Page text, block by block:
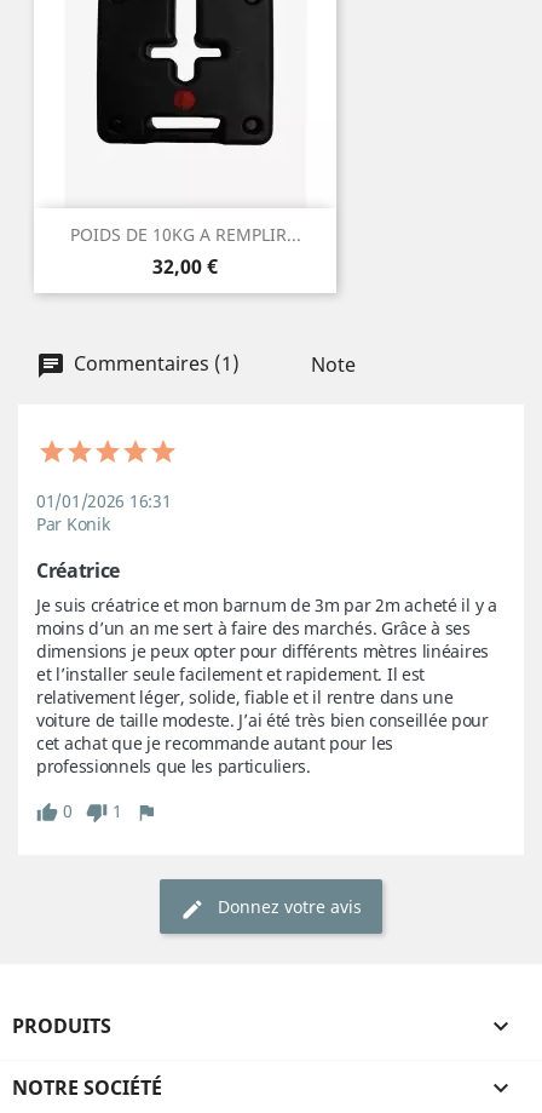
POIDS DE 10KG A REMPLIR...
Prix
32,00 €
Commentaires (1) Note
01/01/2026 16:31
Par Konik
Créatrice
Je suis créatrice et mon barnum de 3m par 2m acheté il y a
moins d’un an me sert à faire des marchés. Grâce à ses
dimensions je peux opter pour différents mètres linéaires
et l’installer seule facilement et rapidement. Il est
relativement léger, solide, fiable et il rentre dans une
voiture de taille modeste. J’ai été très bien conseillée pour
cet achat que je recommande autant pour les
0
1
Donnez votre avis
PRODUITS 
NOTRE SOCIÉTÉ 